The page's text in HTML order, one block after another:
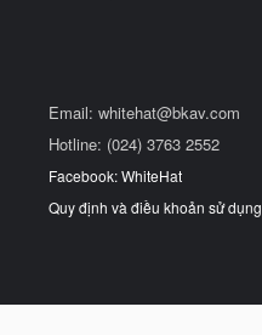
Email: whitehat@bkav.com
Hotline: (024) 3763 2552
Facebook: WhiteHat
Quy định và điều khoản sử dụng